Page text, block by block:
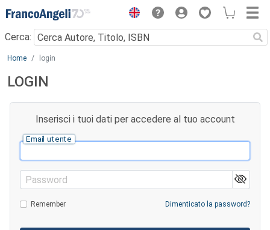
Menu
Cerca:
Main content
Home login
LOGIN
Inserisci i tuoi dati per accedere al tuo account
Email utente
Password
Remember Dimenticato la password?